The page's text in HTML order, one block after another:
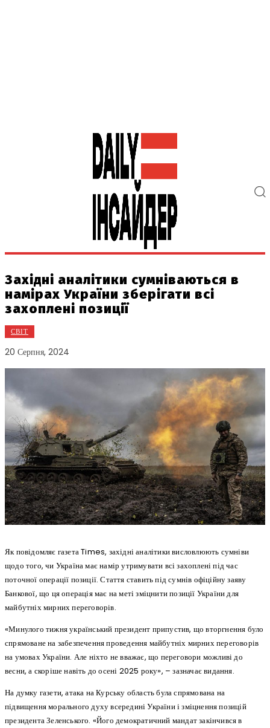
Західні аналітики сумніваються в
намірах України зберігати всі
захоплені позиції
СВІТ
20 Серпня, 2024
Як повідомляє газета Times, західні аналітики висловлюють сумніви
щодо того, чи Україна має намір утримувати всі захоплені під час
поточної операції позиції. Стаття ставить під сумнів офіційну заяву
Банкової, що ця операція має на меті зміцнити позиції України для
майбутніх мирних переговорів.
«Минулого тижня український президент припустив, що вторгнення було
спрямоване на забезпечення проведення майбутніх мирних переговорів
на умовах України. Але ніхто не вважає, що переговори можливі до
весни, а скоріше навіть до осені 2025 року», – зазначає видання.
На думку газети, атака на Курську область була спрямована на
підвищення морального духу всередині України і зміцнення позицій
президента Зеленського. «Його демократичний мандат закінчився в